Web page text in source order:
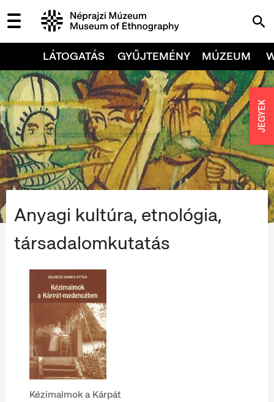
LÁTOGATÁS GYŰJTEMÉNY MÚZEUM
Anyagi kultúra, etnológia,
társadalomkutatás
Kézimalmok a Kárpát
JEGYEK